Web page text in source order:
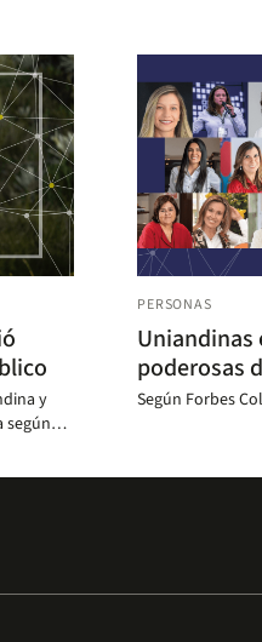
y
según
PERSONAS
Uniandinas
poderosas
Según Forbes